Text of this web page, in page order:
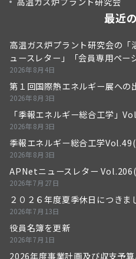
最近
高温ガス炉プラント研究会の
ュースレター」「会員専用ペー
2026年8月4日
第１回国際熱エネルギー展への
2026年8月3日
「季報エネルギー総合工学」
2026年8月3日
季報エネルギー総合工学
2026年8月3日
APNetニュースレター
2026年7月27日
２０２６年度夏季休日につきま
2026年7月13日
役員名簿を更新
2026年7月1日
2026年度事業計画及び収支予